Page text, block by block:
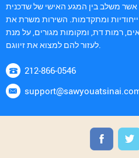
אשר משלב בין המגע האישי של שדכנית
ייחודיות ומתקדמות. השירות משרת את
רמות דת, ומקומות מגורים, על מנת
לעזור להם למצוא את זיווגם.
212-866-0546